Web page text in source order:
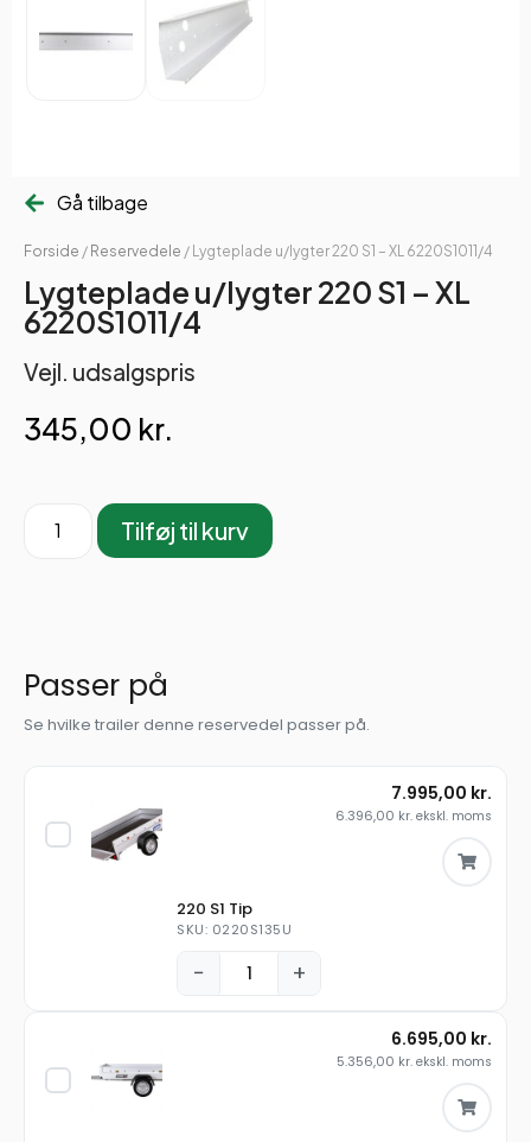
Gå tilbage
Forside / Reservedele / Lygteplade u/lygter 220 S1 – XL 6220S1011/4
Lygteplade u/lygter 220 S1 – XL
6220S1011/4
Vejl. udsalgspris
345,00 kr.
Tilføj til kurv
Passer på
Se hvilke trailer denne reservedel passer på.
220 S1 Tip
SKU: 0220S135U
− +
7.995,00 kr.
6.396,00 kr. ekskl. moms
6.695,00 kr.
5.356,00 kr. ekskl. moms